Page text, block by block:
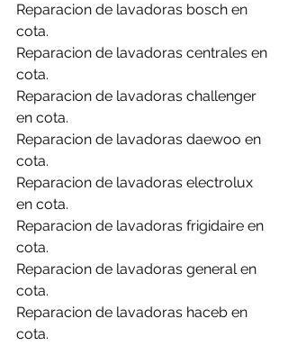
Reparacion de lavadoras bosch en
cota.
Reparacion de lavadoras centrales en
cota.
Reparacion de lavadoras challenger
en cota.
Reparacion de lavadoras daewoo en
cota.
Reparacion de lavadoras electrolux
en cota.
Reparacion de lavadoras frigidaire en
cota.
Reparacion de lavadoras general en
cota.
Reparacion de lavadoras haceb en
cota.